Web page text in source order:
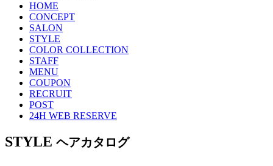
HOME
CONCEPT
SALON
STYLE
COLOR COLLECTION
STAFF
MENU
COUPON
RECRUIT
POST
24H WEB RESERVE
STYLE ヘアカタログ